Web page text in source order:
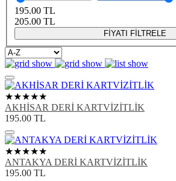
195.00 TL
205.00 TL
FİYATI FİLTRELE
★★★★★
AKHİSAR DERİ KARTVİZİTLİK
195.00 TL
★★★★★
ANTAKYA DERİ KARTVİZİTLİK
195.00 TL